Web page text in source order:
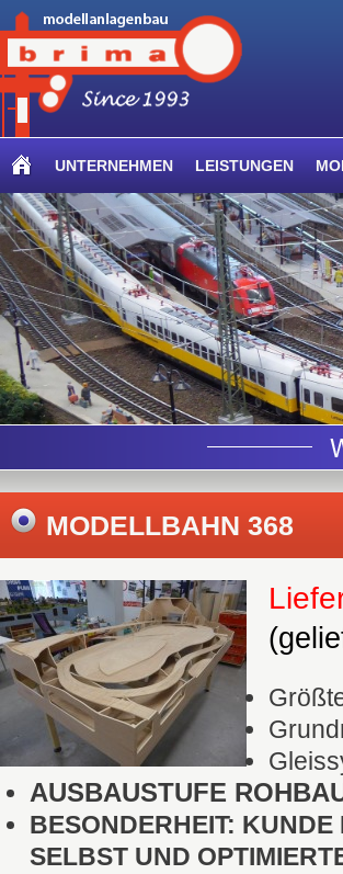
UNTERNEHMEN LEISTUNGEN
MODELLBAHN 368
AUSBAUSTUFE
BESONDERHEIT:
SELBST UND